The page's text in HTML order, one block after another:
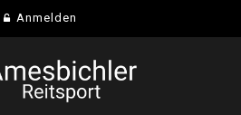
Anmelden